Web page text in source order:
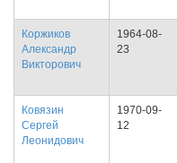
Коржиков
Александр
Викторович
1964-08-
23
Ковязин
Сергей
Леонидович
1970-09-
12